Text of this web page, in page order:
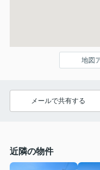
地図
メールで共有する
近隣の物件